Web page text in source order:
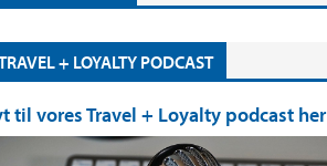
+ LOYALTY PODCAST
til vores Travel + Loyalty podcast her